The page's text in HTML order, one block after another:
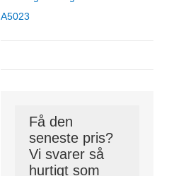
A5023
Få den
seneste pris?
Vi svarer så
hurtigt som